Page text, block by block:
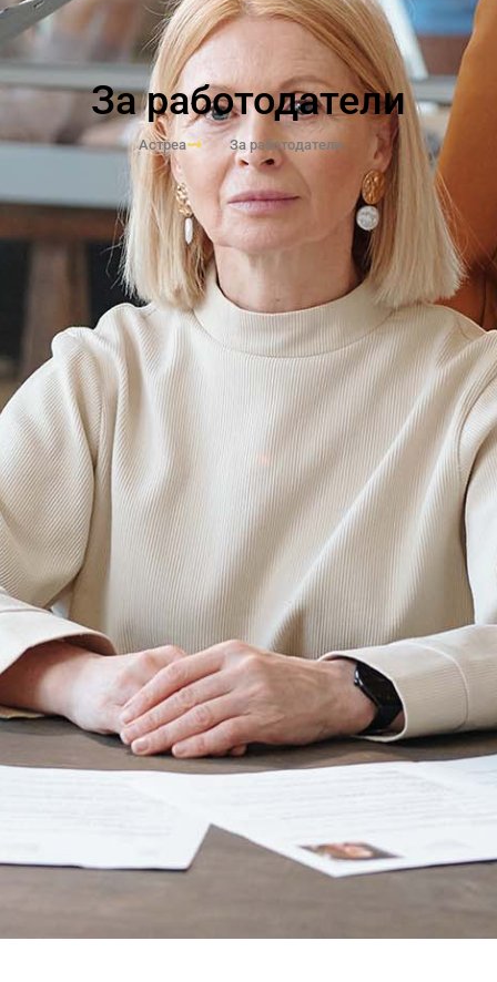
За работодатели
Астреа За работодатели